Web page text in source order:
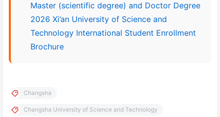
Master (scientific degree) and Doctor Degree
2026 Xi’an University of Science and
Technology International Student Enrollment
Brochure
Changsha
Changsha University of Science and Technology